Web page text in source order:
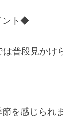
ント◆
普段見かけ
を感じられま